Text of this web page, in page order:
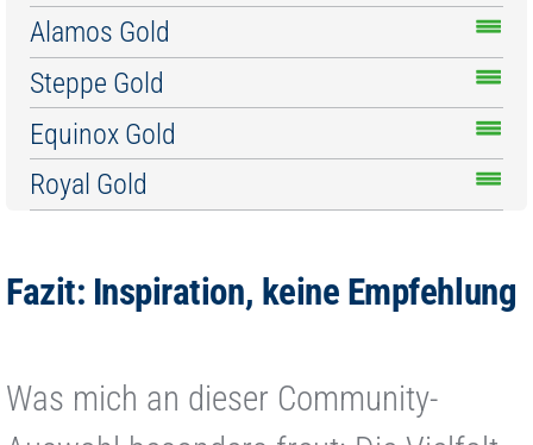
Alamos Gold
Steppe Gold
Equinox Gold
Royal Gold
Fazit: Inspiration, keine Empfehlung
Was mich an dieser Community-